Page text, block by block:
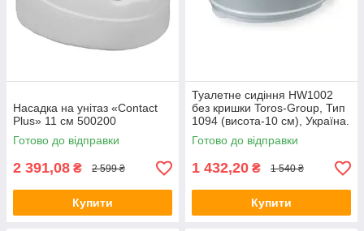
Насадка на унітаз «Contact
Plus» 11 см 500200
Готово до відправки
2 391,08 ₴ 2 599 ₴
Купити
Туалетне сидіння HW1002
без кришки Toros-Group, Тип
1094 (висота-10 см), Україна.
Готово до відправки
1 432,20 ₴ 1 540 ₴
Купити